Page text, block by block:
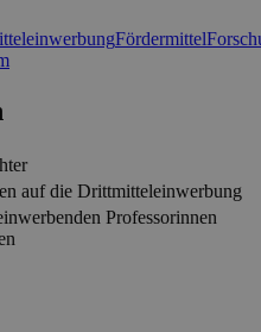
Fördermittel
auf die Drittmitteleinwerbung
Professorinnen